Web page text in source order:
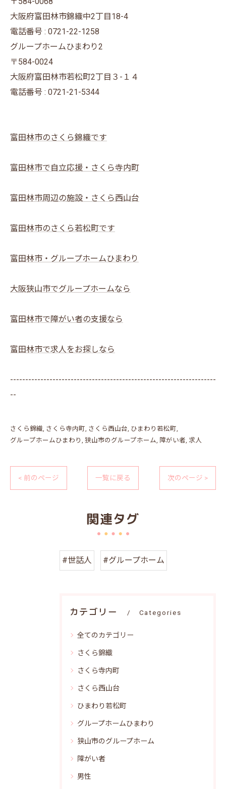
大阪府富田林市錦織中2丁目18-4
電話番号 : 0721-22-1258
グループホームひまわり2
〒584-0024
大阪府富田林市若松町2丁目３-１４
電話番号 : 0721-21-5344
富田林市のさくら錦織です
富田林市で自立応援・さくら寺内町
富田林市周辺の施設・さくら西山台
富田林市のさくら若松町です
富田林市・グループホームひまわり
大阪狭山市でグループホームなら
富田林市で障がい者の支援なら
富田林市で求人をお探しなら
--------------------------------------------------------------------
--
さくら錦織 さくら寺内町 さくら西山台 ひまわり若松町
グループホームひまわり 狭山市のグループホーム 障がい者 求人
< 前のページ 一覧に戻る 次のページ >
関連タグ
#世話人 #グループホーム
カテゴリー Categories
全てのカテゴリー
さくら錦織
さくら寺内町
さくら西山台
ひまわり若松町
グループホームひまわり
狭山市のグループホーム
障がい者
男性